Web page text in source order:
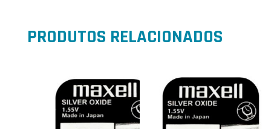
PRODUTOS RELACIONADOS